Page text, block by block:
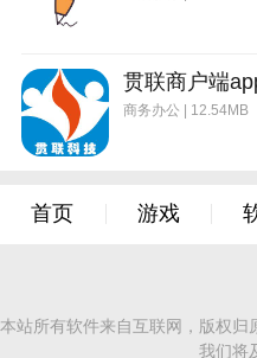
商务办公 | 12.54MB
首页 游戏
本站所有软件来自互联网，版权归
我们将